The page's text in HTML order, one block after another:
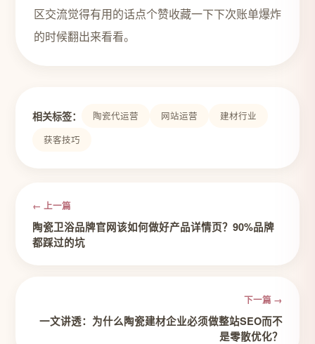
区交流觉得有用的话点个赞收藏一下下次账单爆炸
的时候翻出来看看。
相关标签： 陶瓷代运营 网站运营
建材行业
获客技巧
← 上一篇
陶瓷卫浴品牌官网该如何做好产品详情页？90%品牌
都踩过的坑
下一篇 →
一文讲透：为什么陶瓷建材企业必须做整站SEO而不
是零散优化？